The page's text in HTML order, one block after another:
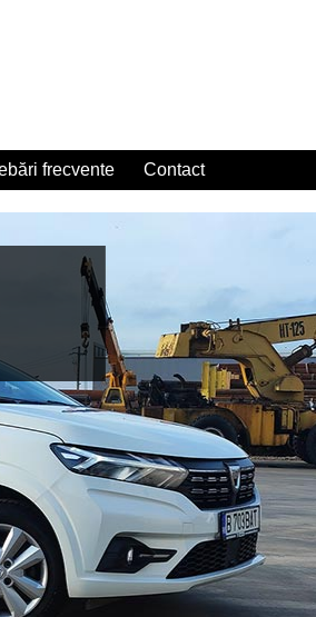
frecvente Contact